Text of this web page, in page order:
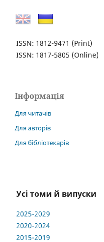
ISSN: 1812-9471 (Print)
ISSN: 1817-5805 (Online)
Інформація
Для читачів
Для авторів
Для бібліотекарів
Усі томи й випуски
2025-2029
2020-2024
2015-2019